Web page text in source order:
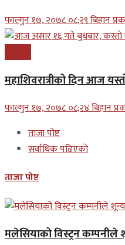
फाल्गुन १७, २०७८ ०८;२९ बिहान
महाशिवरात्रीको दिन आज
फाल्गुन १७, २०७८ ०८;२४ बिहान
ताजा पोष्ट
सर्वाधिक पढिएको
ताजा पोष्ट
मलेसियाको विस्ट्रन